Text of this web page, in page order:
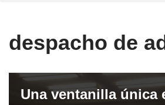
despacho de
Una ventanilla única